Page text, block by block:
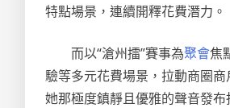
特點場景，連續開釋花費潛力。
而以“滄州擂”賽事為聚會焦
驗等多元花費場景，拉動商圈
她那極度鎮靜且優雅的聲音發